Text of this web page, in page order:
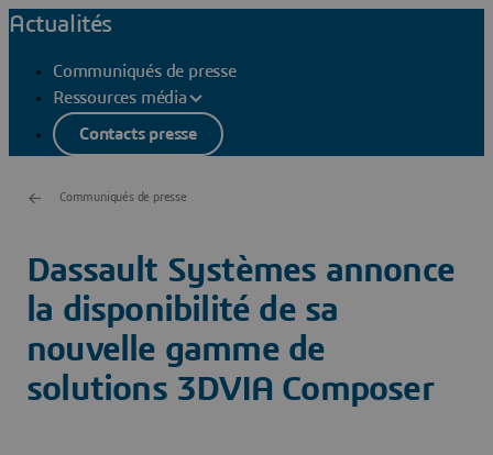
Actualités
Communiqués de presse
Ressources média
Contacts presse
Communiqués de presse
Dassault Systèmes annonce
la disponibilité de sa
nouvelle gamme de
solutions 3DVIA Composer